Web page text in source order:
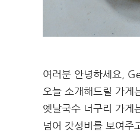
여러분 안녕하세요,
오늘 소개해드릴 가게
옛날국수 너구리 가게
넘어 갓성비를 보여주